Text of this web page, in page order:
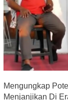
Mengungkap
Menjanjikan Di